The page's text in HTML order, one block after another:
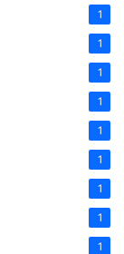
1
1
1
1
1
1
1
1
1